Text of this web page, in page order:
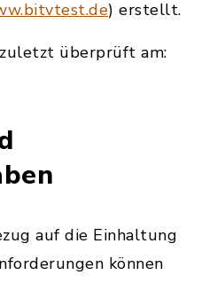
) erstellt.
überprüft am:
auf die Einhaltung
können